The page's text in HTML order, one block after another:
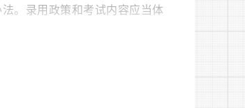
。录用政策和考试内容应当体